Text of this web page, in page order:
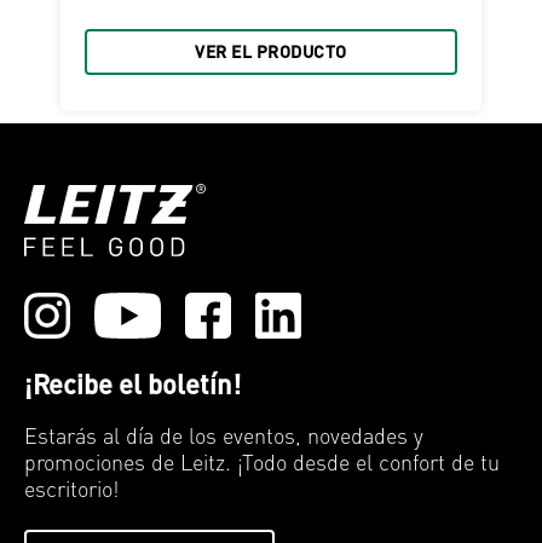
VER EL PRODUCTO
Leitz IQ OptiMax: Un nuevo giro
¡Recibe el boletín!
Estarás al día de los eventos, novedades y
promociones de Leitz. ¡Todo desde el confort de tu
escritorio!